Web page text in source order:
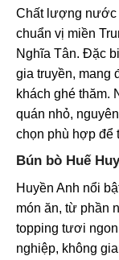
Chất lượng nước
chuẩn vị miền
Nghĩa Tân. Đặc
gia truyền, mang
khách ghé thăm.
quán nhỏ,
chọn phù hợp để
Bún bò Huế
Huyền Anh nổi
món ăn, từ phần
topping tươi
nghiệp, không